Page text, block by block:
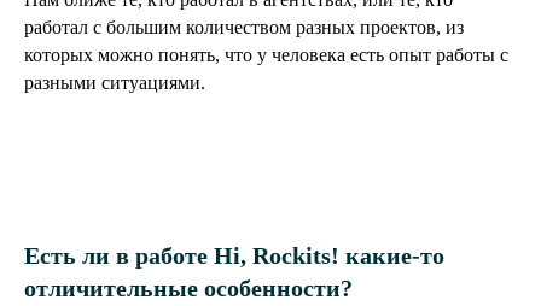
работал с большим количеством разных проектов, из
которых можно понять, что у человека есть опыт работы с
разными ситуациями.
Есть ли в работе Hi, Rockits! какие-то
отличительные особенности?